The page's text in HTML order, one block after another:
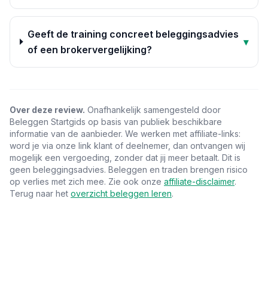
Geeft de training concreet beleggingsadvies
of een brokervergelijking?
▾
Over deze review. Onafhankelijk samengesteld door
Beleggen Startgids op basis van publiek beschikbare
informatie van de aanbieder. We werken met affiliate-links:
word je via onze link klant of deelnemer, dan ontvangen wij
mogelijk een vergoeding, zonder dat jij meer betaalt. Dit is
geen beleggingsadvies. Beleggen en traden brengen risico
op verlies met zich mee. Zie ook onze affiliate-disclaimer.
Terug naar het overzicht beleggen leren.